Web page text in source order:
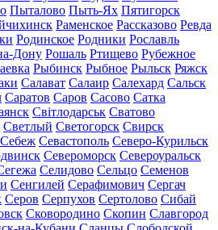
Пыталово Пыть-Ях Пятигорск
Раменское Рассказово Ревда
Родинское Родники Рославль
Дону Рошаль Ртищево Рубежное
Рыбинск Рыбное Рыльск Ряжск
Салават Салаир Салехард Сальск
Саратов Саров Сасово Сатка
Світлодарськ Сватово
Светлый Светогорск Свирск
Себеж Севастополь Северо-Курильск
Североморск Североуральск
Селидово Сельцо Семенов
Сенгилей Серафимович Сергач
Серов Серпухов Сертолово Сибай
Сковородино Скопин Славгород